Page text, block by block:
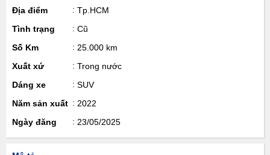
Địa điểm
Tp.HCM
Tình trạng
Cũ
Số Km
25.000 km
Xuất xứ
Trong nước
Dáng xe
SUV
Năm sản xuất
2022
Ngày đăng
23/05/2025